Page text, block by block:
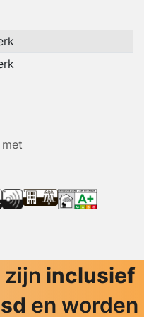
zijn inclusief
en worden